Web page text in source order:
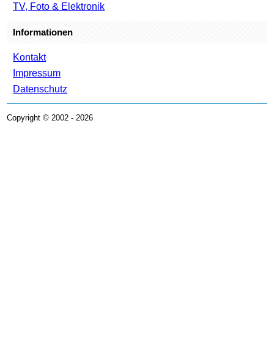
TV, Foto & Elektronik
Informationen
Kontakt
Impressum
Datenschutz
Copyright © 2002 - 2026